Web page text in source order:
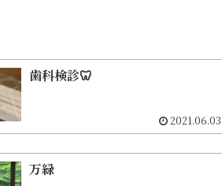
歯科検診🦷
2021.06.03
万緑